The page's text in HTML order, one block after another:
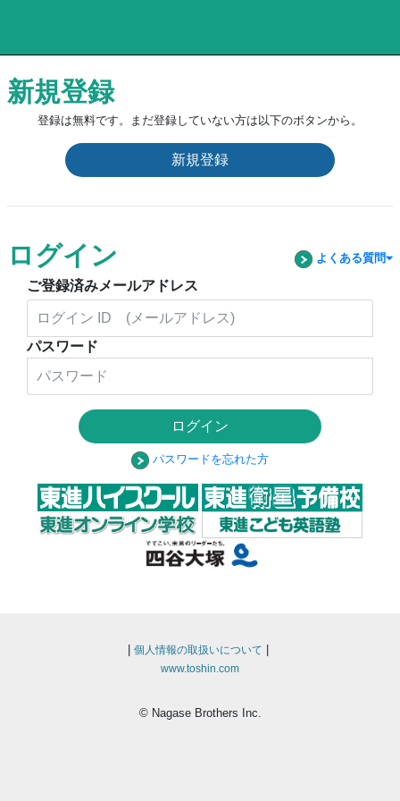
新規登録
登録は無料です。まだ登録していない方は以下のボタンから。
新規登録
ログイン よくある質問
ご登録済みメールアドレス
パスワード
ログイン
パスワードを忘れた方
個人情報の取扱いについて
www.toshin.com
© Nagase Brothers Inc.